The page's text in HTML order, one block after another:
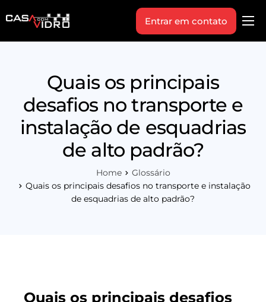
Produtos
Indique+
Blog
Workshop
Sobre Nós
Entrar em contato
Quais os principais
desafios no transporte e
instalação de esquadrias
de alto padrão?
Home
Glossário
Quais os principais desafios no transporte e instalação
de esquadrias de alto padrão?
Quais os principais desafios